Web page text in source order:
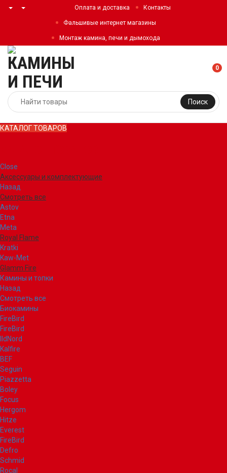
Оплата и доставка Контакты
Фальшивые интернет магазины
Монтаж камина, печи и дымохода
Поиск
0
КАТАЛОГ ТОВАРОВ
Close
Аксессуары и комплектующие
Назад
Смотреть все
Astov
Etna
Meta
Royal Flame
Kratki
Kaw-Met
Glamm Fire
Камины и топки
Назад
Смотреть все
Биокамины
FireBird
FireBird
IldNord
Kalfire
BEF
Seguin
Piazzetta
Boley
Focus
Hergom
Hitze
Everest
FireBird
Defro
Schmid
Rocal